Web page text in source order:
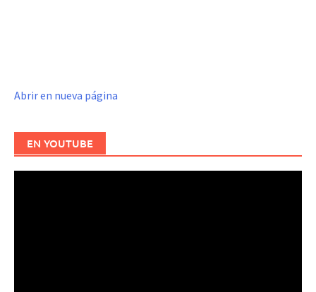
Abrir en nueva página
EN YOUTUBE